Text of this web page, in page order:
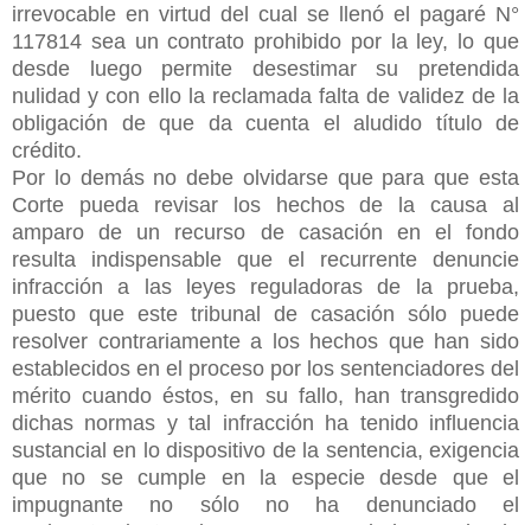
irrevocable en virtud del cual se llenó el pagaré N°
117814 sea un contrato prohibido por la ley, lo que
desde luego permite desestimar su pretendida
nulidad y con ello la reclamada falta de validez de la
obligación de que da cuenta el aludido título de
crédito.
Por lo demás no debe olvidarse que para que esta
Corte pueda revisar los hechos de la causa al
amparo de un recurso de casación en el fondo
resulta indispensable que el recurrente denuncie
infracción a las leyes reguladoras de la prueba,
puesto que este tribunal de casación sólo puede
resolver contrariamente a los hechos que han sido
establecidos en el proceso por los sentenciadores del
mérito cuando éstos, en su fallo, han transgredido
dichas normas y tal infracción ha tenido influencia
sustancial en lo dispositivo de la sentencia, exigencia
que no se cumple en la especie desde que el
impugnante no sólo no ha denunciado el